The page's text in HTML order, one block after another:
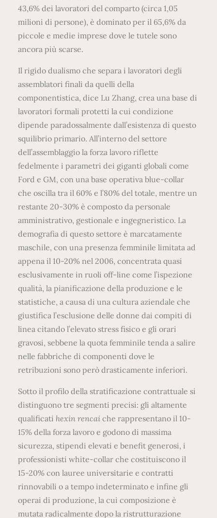
43,6% dei lavoratori del comparto (circa 1,05
milioni di persone), è dominato per il 65,6% da
piccole e medie imprese dove le tutele sono
ancora più scarse.
Il rigido dualismo che separa i lavoratori degli
assemblatori finali da quelli della
componentistica, dice Lu Zhang, crea una base di
lavoratori formali protetti la cui condizione
dipende paradossalmente dall’esistenza di questo
squilibrio primario. All’interno del settore
dell’assemblaggio la forza lavoro riflette
fedelmente i parametri dei giganti globali come
Ford e GM, con una base operativa blue-collar
che oscilla tra il 60% e l’80% del totale, mentre un
restante 20-30% è composto da personale
amministrativo, gestionale e ingegneristico. La
demografia di questo settore è marcatamente
maschile, con una presenza femminile limitata ad
appena il 10-20% nel 2006, concentrata quasi
esclusivamente in ruoli off-line come l’ispezione
qualità, la pianificazione della produzione e le
statistiche, a causa di una cultura aziendale che
giustifica l’esclusione delle donne dai compiti di
linea citando l’elevato stress fisico e gli orari
gravosi, sebbene la quota femminile tenda a salire
nelle fabbriche di componenti dove le
retribuzioni sono però drasticamente inferiori.
Sotto il profilo della stratificazione contrattuale si
distinguono tre segmenti precisi: gli altamente
qualificati hexin rencai che rappresentano il 10-
15% della forza lavoro e godono di massima
sicurezza, stipendi elevati e benefit generosi, i
professionisti white-collar che costituiscono il
15-20% con lauree universitarie e contratti
rinnovabili o a tempo indeterminato e infine gli
operai di produzione, la cui composizione è
mutata radicalmente dopo la ristrutturazione